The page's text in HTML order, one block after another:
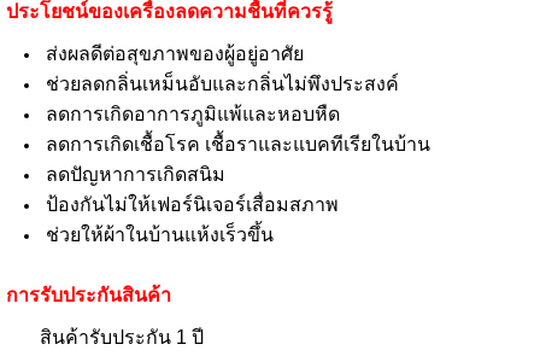
ประโยชน์ของเครื่องลดความชื้นที่ควรรู้
ส่งผลดีต่อสุขภาพของผู้อยู่อาศัย
ช่วยลดกลิ่นเหม็นอับและกลิ่นไม่พึงประสงค์
ลดการเกิดอาการภูมิแพ้และหอบหืด
ลดการเกิดเชื้อโรค เชื้อราและแบคทีเรียในบ้าน
ลดปัญหาการเกิดสนิม
ป้องกันไม่ให้เฟอร์นิเจอร์เสื่อมสภาพ
ช่วยให้ผ้าในบ้านแห้งเร็วขึ้น
การรับประกันสินค้า
สินค้ารับประกัน 1 ปี